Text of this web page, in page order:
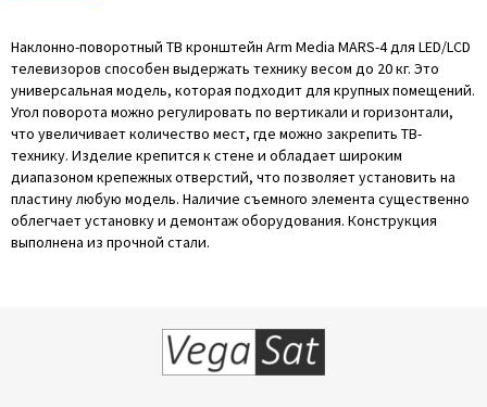
Наклонно-поворотный ТВ кронштейн Arm Media MARS-4 для LED/LCD
телевизоров способен выдержать технику весом до 20 кг. Это
универсальная модель, которая подходит для крупных помещений.
Угол поворота можно регулировать по вертикали и горизонтали,
что увеличивает количество мест, где можно закрепить ТВ-
технику. Изделие крепится к стене и обладает широким
диапазоном крепежных отверстий, что позволяет установить на
пластину любую модель. Наличие съемного элемента существенно
облегчает установку и демонтаж оборудования. Конструкция
выполнена из прочной стали.